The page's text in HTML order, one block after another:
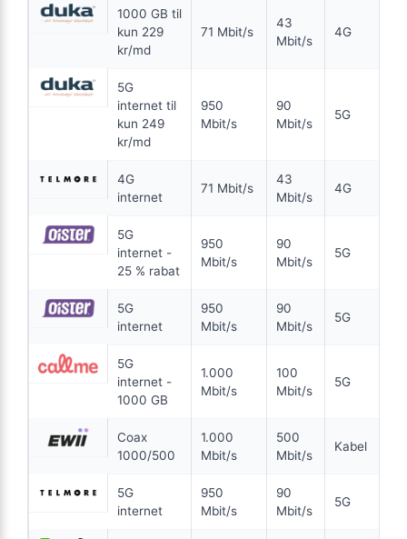
Wifi 6
Se tilbud hos Bornfiber →
149kr. pr. md.
FRA 149 KR/MD I 6 MDR
Fiber 1000/1000
▼ 1.000 Mbit/s Download
Mbit/s Upload
894 kr.
Detaljer
0 kr. oprettelse
Garanteret 900/900
En fremtidssikret forbindelse
Se tilbud hos Bornfiber →
ANNONCE
5G
99
1000 GB til
kun 229
kr/md
71 Mbit/s
43
Mbit/s
4G
5G
internet til
kun 249
kr/md
950
Mbit/s
90
Mbit/s
5G
4G
internet
71 Mbit/s
43
Mbit/s
4G
5G
internet -
25 % rabat
950
Mbit/s
90
Mbit/s
5G
5G
internet
950
Mbit/s
90
Mbit/s
5G
5G
internet -
1000 GB
1.000
Mbit/s
100
Mbit/s
5G
Coax
1000/500
1.000
Mbit/s
500
Mbit/s
Kabel
5G
internet
950
Mbit/s
90
Mbit/s
5G